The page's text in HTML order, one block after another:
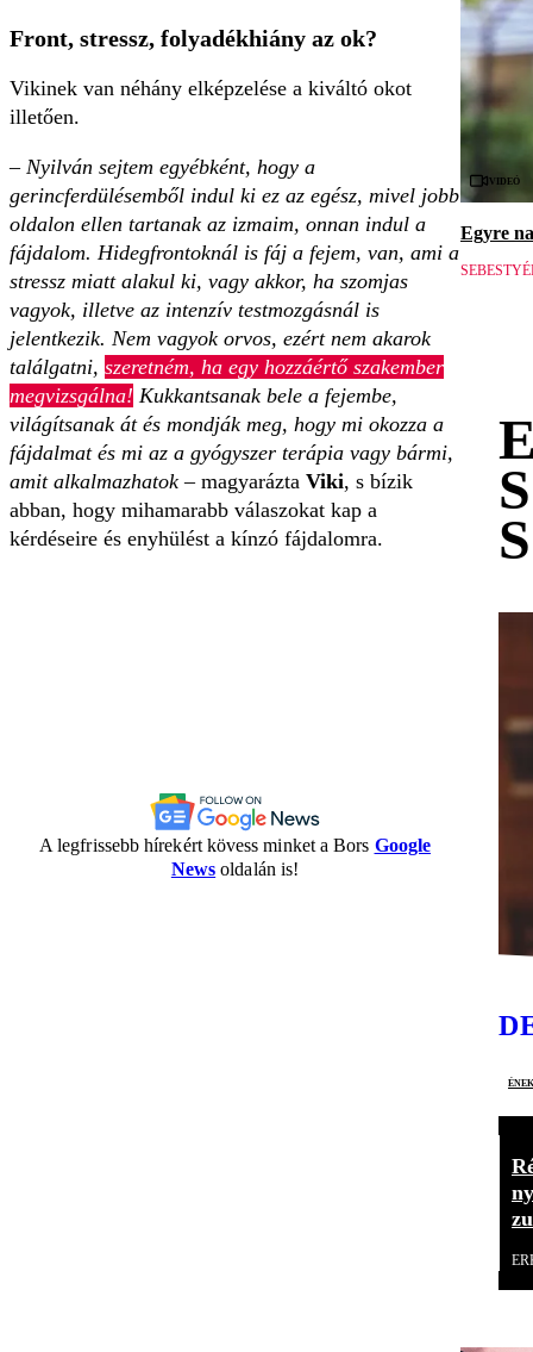
Front, stressz, folyadékhiány az ok?
Vikinek van néhány elképzelése a kiváltó okot
illetően.
– Nyilván sejtem egyébként, hogy a
gerincferdülésemből indul ki ez az egész, mivel jobb
oldalon ellen tartanak az izmaim, onnan indul a
fájdalom. Hidegfrontoknál is fáj a fejem, van, ami a
stressz miatt alakul ki, vagy akkor, ha szomjas
vagyok, illetve az intenzív testmozgásnál is
jelentkezik. Nem vagyok orvos, ezért nem akarok
találgatni, szeretném, ha egy hozzáértő szakember
megvizsgálna! Kukkantsanak bele a fejembe,
világítsanak át és mondják meg, hogy mi okozza a
fájdalmat és mi az a gyógyszer terápia vagy bármi,
amit alkalmazhatok – magyarázta Viki, s bízik
abban, hogy mihamarabb válaszokat kap a
kérdéseire és enyhülést a kínzó fájdalomra.
A legfrissebb hírekért kövess minket a Bors Google
News oldalán is!
Videó
Egyre